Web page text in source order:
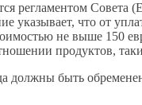
регламентом Совета
указывает, что от
не выше 150
продуктов,
должны быть